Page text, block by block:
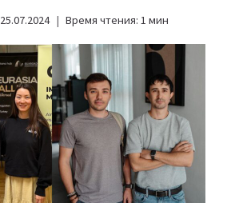
25.07.2024 Время чтения: 1 мин